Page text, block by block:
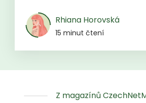
Rhiana Horovská
15 minut čtení
Z magazínů